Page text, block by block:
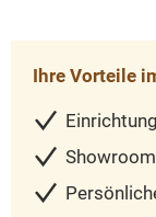
Ihre Vorteile